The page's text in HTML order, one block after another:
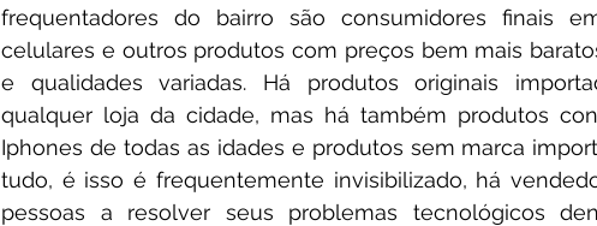
frequentadores do bairro são consumidores finais
celulares e outros produtos com preços bem mais
e qualidades variadas. Há produtos originais
qualquer loja da cidade, mas há também produtos
Iphones de todas as idades e produtos sem marca
tudo, é isso é frequentemente invisibilizado, há
pessoas a resolver seus problemas tecnológicos